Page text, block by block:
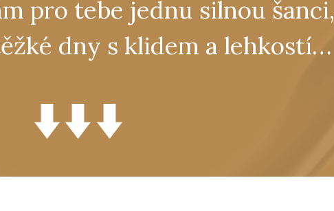
pro tebe jednu silnou šanci,
dny s klidem a lehkostí…